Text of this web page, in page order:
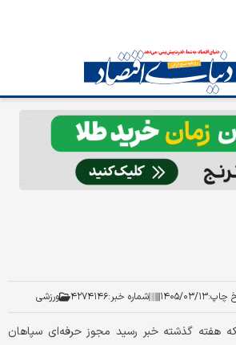
چاپ:۱۴۰۵/۰۳/۱۳ شماره خبر:۴۲۷۴۱۴۶ ورزشی
هفته گذشته خبر رسید مجوز حرفه‌ای سپاهان